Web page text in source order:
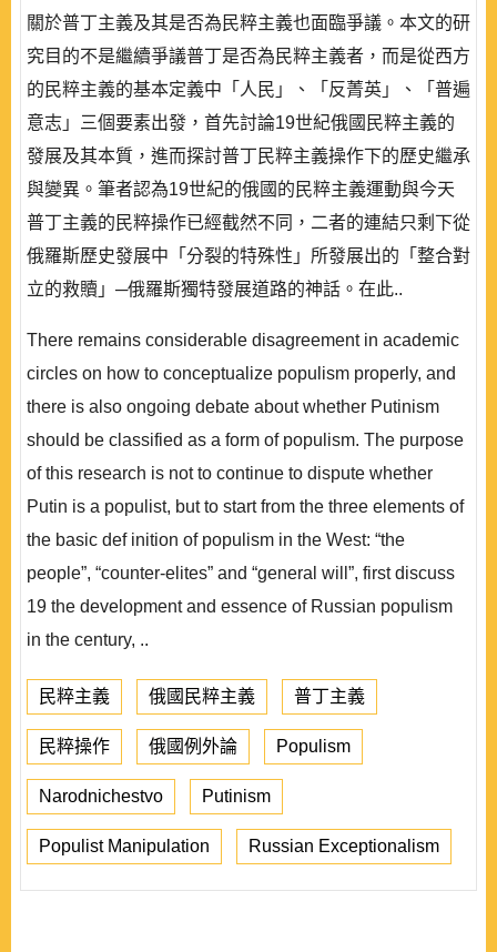
關於普丁主義及其是否為民粹主義也面臨爭議。本文的研
究目的不是繼續爭議普丁是否為民粹主義者，而是從西方
的民粹主義的基本定義中「人民」、「反菁英」、「普遍
意志」三個要素出發，首先討論19世紀俄國民粹主義的
發展及其本質，進而探討普丁民粹主義操作下的歷史繼承
與變異。筆者認為19世紀的俄國的民粹主義運動與今天
普丁主義的民粹操作已經截然不同，二者的連結只剩下從
俄羅斯歷史發展中「分裂的特殊性」所發展出的「整合對
立的救贖」─俄羅斯獨特發展道路的神話。在此..
There remains considerable disagreement in academic
circles on how to conceptualize populism properly, and
there is also ongoing debate about whether Putinism
should be classified as a form of populism. The purpose
of this research is not to continue to dispute whether
Putin is a populist, but to start from the three elements of
the basic def inition of populism in the West: “the
people”, “counter-elites” and “general will”, first discuss
19 the development and essence of Russian populism
in the century, ..
民粹主義 俄國民粹主義 普丁主義
民粹操作 俄國例外論 Populism
Narodnichestvo Putinism
Populist Manipulation Russian Exceptionalism